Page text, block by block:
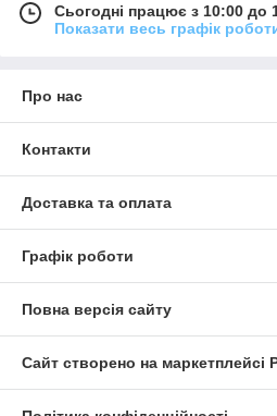
Сьогодні працює з 10:00 до
Показати весь графік
Про нас
Контакти
Доставка та оплата
Графік роботи
Повна версія сайту
Сайт створено на маркетплейсі